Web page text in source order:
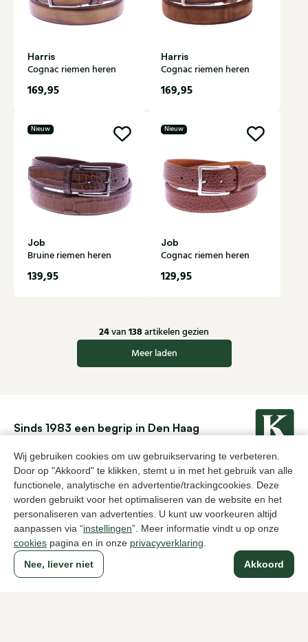
Wij gebruiken cookies om uw gebruikservaring te verbeteren.
Door op "Akkoord" te klikken, stemt u in met het gebruik van alle
functionele, analytische en advertentie/trackingcookies. Deze
worden gebruikt voor het optimaliseren van de website en het
personaliseren van advertenties. U kunt uw voorkeuren altijd
aanpassen via “instellingen”. Meer informatie vindt u op onze
cookies pagina en in onze privacyverklaring
Akkoord
Nee, liever niet
Harris
Cognac riemen heren
169,95
Harris
Cognac riemen heren
169,95
Nieuw
Job
Bruine riemen heren
139,95
Nieuw
Job
Cognac riemen heren
129,95
24van 138 artikelen gezien
Meer laden
Sinds 1983 een begrip in Den Haag
Voor dames Voor heren
Over Klijsen
Over ons
Vacatures
Klantenservice
Maten
Ruilen & retourneren
Inloggen / Account